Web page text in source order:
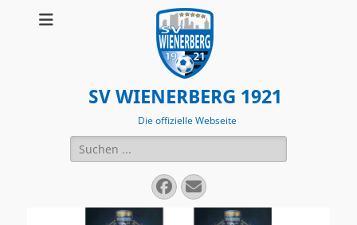
SV WIENERBERG 1921
Die offizielle Webseite
Suchen
nach:
Facebook
E-
Mail